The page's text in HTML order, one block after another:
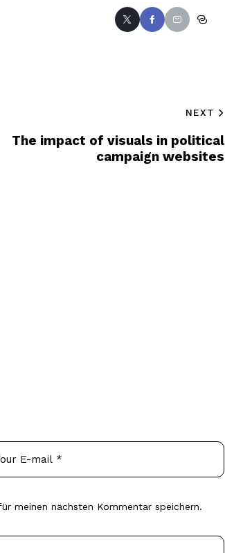
NEXT
The impact of visuals in political
campaign websites
meinen nächsten Kommentar speichern.